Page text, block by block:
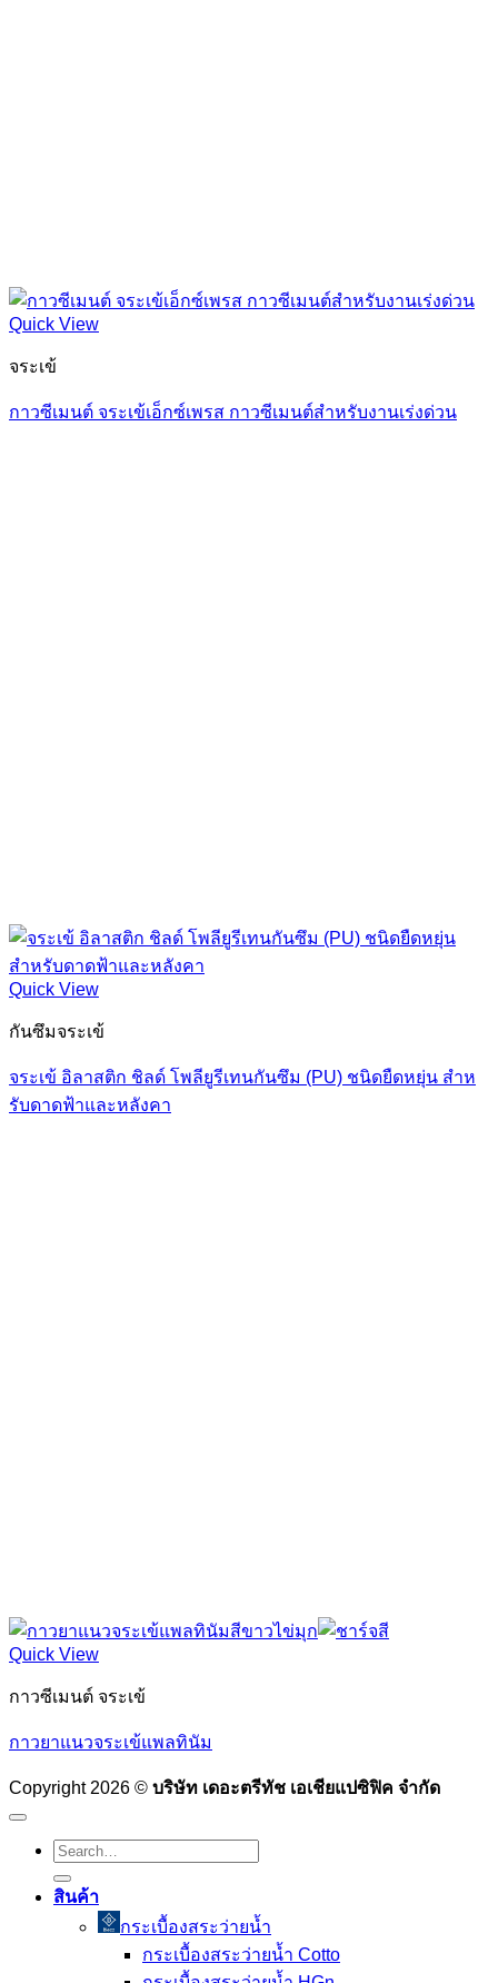
Quick View
จระเข้
กาวซีเมนต์ จระเข้เอ็กซ์เพรส กาวซีเมนต์สำหรับงานเร่งด่วน
Quick View
กันซึมจระเข้
จระเข้ อิลาสติก ชิลด์ โพลียูรีเทนกันซึม (PU) ชนิดยืดหยุ่น สําห
รับดาดฟ้าและหลังคา
Quick View
กาวซีเมนต์ จระเข้
กาวยาแนวจระเข้แพลทินัม
Copyright 2026 © บริษัท เดอะตรีทัช เอเชียแปซิฟิค จำกัด
Search
for:
สินค้า
กระเบื้องสระว่ายนํ้า
กระเบื้องสระว่ายน้ำ Cotto